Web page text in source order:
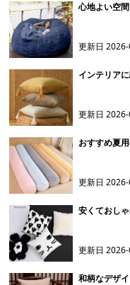
心地よい空
更新日
インテリア
更新日
おすすめ夏
更新日
安くておし
更新日
和柄なデザ